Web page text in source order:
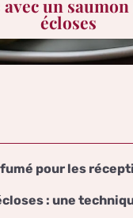
un
écloses
pour les
: une